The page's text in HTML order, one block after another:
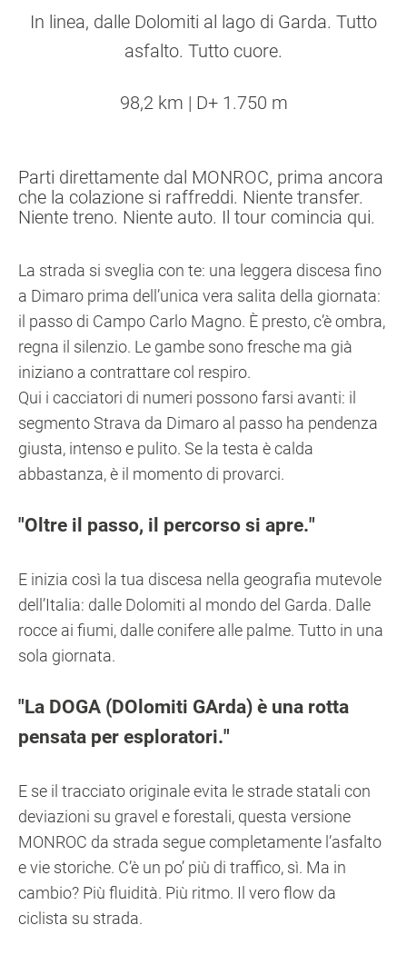
In linea, dalle Dolomiti al lago di Garda. Tutto
asfalto. Tutto cuore.
98,2 km | D+ 1.750 m
Parti direttamente dal MONROC, prima ancora
che la colazione si raffreddi. Niente transfer.
Niente treno. Niente auto. Il tour comincia qui.
La strada si sveglia con te: una leggera discesa fino
a Dimaro prima dell’unica vera salita della giornata:
il passo di Campo Carlo Magno. È presto, c’è ombra,
regna il silenzio. Le gambe sono fresche ma già
iniziano a contrattare col respiro.
Qui i cacciatori di numeri possono farsi avanti: il
segmento Strava da Dimaro al passo ha pendenza
giusta, intenso e pulito. Se la testa è calda
abbastanza, è il momento di provarci.
Oltre il passo, il percorso si apre.
E inizia così la tua discesa nella geografia mutevole
dell’Italia: dalle Dolomiti al mondo del Garda. Dalle
rocce ai fiumi, dalle conifere alle palme. Tutto in una
sola giornata.
La DOGA (DOlomiti GArda) è una rotta
pensata per esploratori.
E se il tracciato originale evita le strade statali con
deviazioni su gravel e forestali, questa versione
MONROC da strada segue completamente l’asfalto
e vie storiche. C’è un po’ più di traffico, sì. Ma in
cambio? Più fluidità. Più ritmo. Il vero flow da
ciclista su strada.